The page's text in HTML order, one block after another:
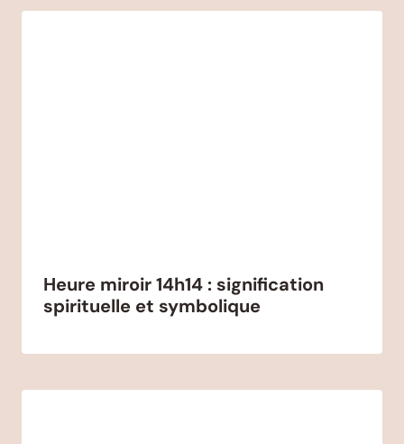
Heure miroir 14h14 : signification
spirituelle et symbolique